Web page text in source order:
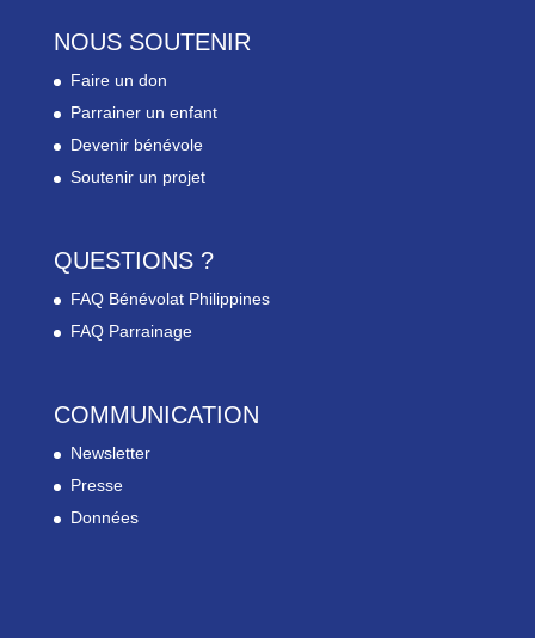
NOUS SOUTENIR
Faire un don
Parrainer un enfant
Devenir bénévole
Soutenir un projet
QUESTIONS ?
FAQ Bénévolat Philippines
FAQ Parrainage
COMMUNICATION
Newsletter
Presse
Données